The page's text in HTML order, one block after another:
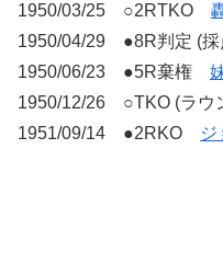
1950/03/25 ○2RTKO
1950/04/29 ●8R判定 (
1950/06/23 ●5R棄権
1950/12/26 ○TKO (ラウ
1951/09/14 ●2RKO
ジ